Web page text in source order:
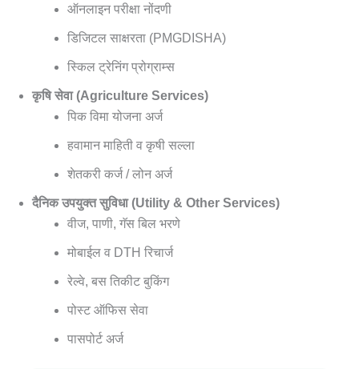
ऑनलाइन परीक्षा नोंदणी
डिजिटल साक्षरता (PMGDISHA)
स्किल ट्रेनिंग प्रोग्राम्स
कृषि सेवा (Agriculture Services)
पिक विमा योजना अर्ज
हवामान माहिती व कृषी सल्ला
शेतकरी कर्ज / लोन अर्ज
दैनिक उपयुक्त सुविधा (Utility & Other Services)
वीज, पाणी, गॅस बिल भरणे
मोबाईल व DTH रिचार्ज
रेल्वे, बस तिकीट बुकिंग
पोस्ट ऑफिस सेवा
पासपोर्ट अर्ज